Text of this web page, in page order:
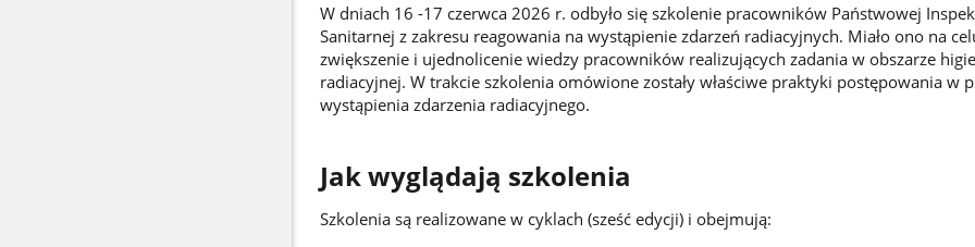
W dniach 16 -17 czerwca 2026 r. odbyło się szkolenie pracowników Państwowej
Sanitarnej z zakresu reagowania na wystąpienie zdarzeń radiacyjnych. Miało ono na
zwiększenie i ujednolicenie wiedzy pracowników realizujących zadania w obszarze
radiacyjnej. W trakcie szkolenia omówione zostały właściwe praktyki postępowania w
wystąpienia zdarzenia radiacyjnego.
Jak wyglądają szkolenia
Szkolenia są realizowane w cyklach (sześć edycji) i obejmują: